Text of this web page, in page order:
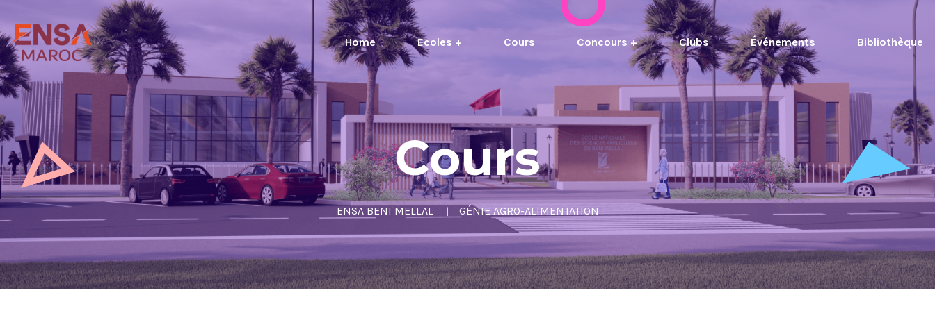
Home Ecoles + Cours Concours + Clubs Événements Bibliothèque
Cours
ENSA BENI MELLAL GÉNIE AGRO-ALIMENTATION